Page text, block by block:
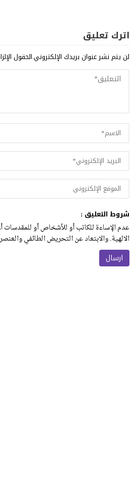
اترك تعليق
لن يتم نشر عنوان بريدك الإلكتروني.الحقول
شروط التعليق :
عدم الإساءة للكاتب أو للأشخاص أو للمقدسات
الالهية. والابتعاد عن التحريض الطائفي